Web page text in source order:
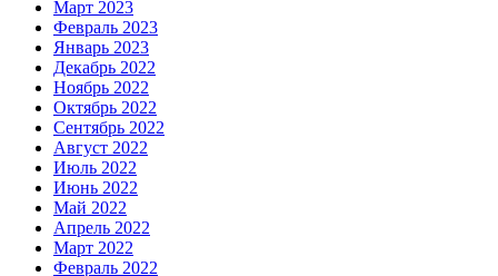
Март 2023
Февраль 2023
Январь 2023
Декабрь 2022
Ноябрь 2022
Октябрь 2022
Сентябрь 2022
Август 2022
Июль 2022
Июнь 2022
Май 2022
Апрель 2022
Март 2022
Февраль 2022